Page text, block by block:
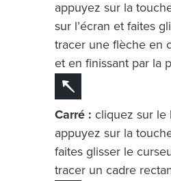
appuyez sur la
sur l’écran et faites
tracer une flèche en
et en finissant par la
Carré : cliquez sur le
appuyez sur la
faites glisser le
tracer un cadre